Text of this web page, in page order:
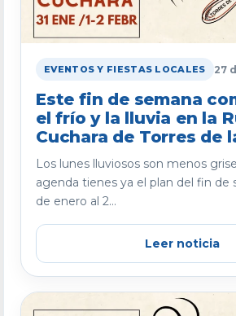
EVENTOS Y FIESTAS LOCALES 27
Este fin de semana
el frío y la lluvia en la
Cuchara de Torres de
Los lunes lluviosos son menos
agenda tienes ya el plan del fin de
de enero al 2...
Leer noticia